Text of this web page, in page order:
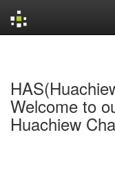
Welcome to
Huachiew